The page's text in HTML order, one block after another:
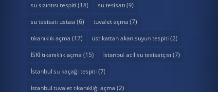
su sızıntısı tespiti (18) su tesisatı (9)
su tesisatı ustası (6) tuvalet açma (7)
tıkanıklık açma (17) üst kattan akan suyun tespiti (2)
İSKİ tıkanıklık açma (15) İstanbul acil su tesisatçısı (7)
İstanbul su kaçağı tespiti (7)
İstanbul tuvalet tıkanıklığı açma (2)